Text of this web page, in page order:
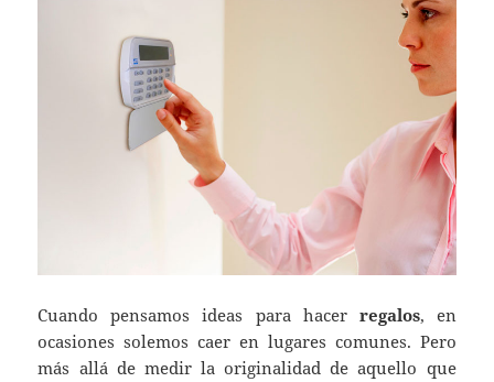
Cuando pensamos ideas para hacer regalos, en
ocasiones solemos caer en lugares comunes. Pero
más allá de medir la originalidad de aquello que